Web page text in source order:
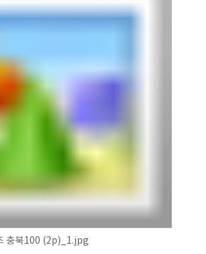
충북100 (2p)_1.jpg